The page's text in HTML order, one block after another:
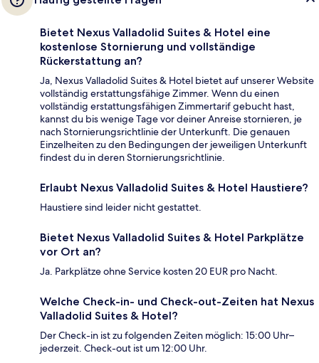
Bietet Nexus Valladolid Suites & Hotel eine
kostenlose Stornierung und vollständige
Rückerstattung an?
Ja, Nexus Valladolid Suites & Hotel bietet auf unserer Website
vollständig erstattungsfähige Zimmer. Wenn du einen
vollständig erstattungsfähigen Zimmertarif gebucht hast,
kannst du bis wenige Tage vor deiner Anreise stornieren, je
nach Stornierungsrichtlinie der Unterkunft. Die genauen
Einzelheiten zu den Bedingungen der jeweiligen Unterkunft
findest du in deren Stornierungsrichtlinie.
Erlaubt Nexus Valladolid Suites & Hotel Haustiere?
Haustiere sind leider nicht gestattet.
Bietet Nexus Valladolid Suites & Hotel Parkplätze
vor Ort an?
Ja. Parkplätze ohne Service kosten 20 EUR pro Nacht.
Welche Check-in- und Check-out-Zeiten hat Nexus
Valladolid Suites & Hotel?
Der Check-in ist zu folgenden Zeiten möglich: 15:00 Uhr–
jederzeit. Check-out ist um 12:00 Uhr.